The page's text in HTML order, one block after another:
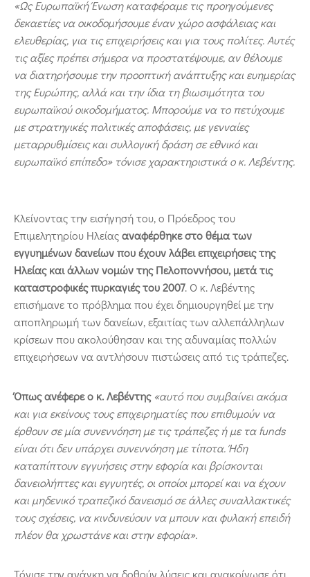
«Ως Ευρωπαϊκή Ένωση καταφέραμε τις προηγούμενες
δεκαετίες να οικοδομήσουμε έναν χώρο ασφάλειας και
ελευθερίας, για τις επιχειρήσεις και για τους πολίτες. Αυτές
τις αξίες πρέπει σήμερα να προστατέψουμε, αν θέλουμε
να διατηρήσουμε την προοπτική ανάπτυξης και ευημερίας
της Ευρώπης, αλλά και την ίδια τη βιωσιμότητα του
ευρωπαϊκού οικοδομήματος. Μπορούμε να το πετύχουμε
με στρατηγικές πολιτικές αποφάσεις, με γενναίες
μεταρρυθμίσεις και συλλογική δράση σε εθνικό και
ευρωπαϊκό επίπεδο» τόνισε χαρακτηριστικά ο κ. Λεβέντης.
Κλείνοντας την εισήγησή του, ο Πρόεδρος του
Επιμελητηρίου Ηλείαςαναφέρθηκε στο θέμα των
εγγυημένων δανείων που έχουν λάβει επιχειρήσεις της
Ηλείας και άλλων νομών της Πελοποννήσου, μετά τις
καταστροφικές πυρκαγιές του 2007. Ο κ. Λεβέντης
επισήμανε το πρόβλημα που έχει δημιουργηθεί με την
αποπληρωμή των δανείων, εξαιτίας των αλλεπάλληλων
κρίσεων που ακολούθησαν και της αδυναμίας πολλών
επιχειρήσεων να αντλήσουν πιστώσεις από τις τράπεζες.
Όπως ανέφερε ο κ. Λεβέντης «αυτό που συμβαίνει ακόμα
και για εκείνους τους επιχειρηματίες που επιθυμούν να
έρθουν σε μία συνεννόηση με τις τράπεζες ή με τα funds
είναι ότι δεν υπάρχει συνεννόηση με τίποτα. Ήδη
καταπίπτουν εγγυήσεις στην εφορία και βρίσκονται
δανειολήπτες και εγγυητές, οι οποίοι μπορεί και να έχουν
και μηδενικό τραπεζικό δανεισμό σε άλλες συναλλακτικές
τους σχέσεις, να κινδυνεύουν να μπουν και φυλακή επειδή
πλέον θα χρωστάνε και στην εφορία».
Τόνισε την ανάγκη να δοθούν λύσεις και ανακοίνωσε ότι